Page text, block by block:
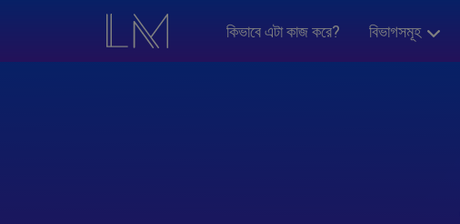
কিভাবে এটা কাজ করে? বিভাগসমূহ